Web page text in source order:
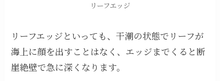
リーフエッジ
リーフエッジといっても、干潮の状態でリーフが
海上に顔を出すことはなく、エッジまでくると断
崖絶壁で急に深くなります。